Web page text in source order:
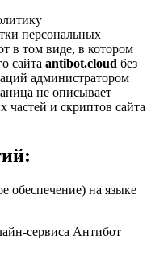
персональных
в том виде, в котором
сайта antibot.cloud без
администратором
не описывает
и скриптов сайта
обеспечение) на языке
сервиса Антибот